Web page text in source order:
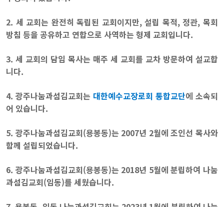
2. 세 교회는 완전히 독립된 교회이지만, 설립 목적, 정관, 목회
방침 등을 공유하고 연합으로 사역하는 형제 교회입니다.
3. 세 교회의 담임 목사는 매주 세 교회를 교차 방문하여 설교합
니다.
4. 광주나눔과섬김교회는 대한예수교장로회 통합교단에 소속되
어 있습니다.
5. 광주나눔과섬김교회(용봉동)는 2007년 2월에 조인선 목사와
함께 설립되었습니다.
6. 광주나눔과섬김교회(용봉동)는 2018년 5월에 분립하여 나눔
과섬김교회(임동)를 세웠습니다.